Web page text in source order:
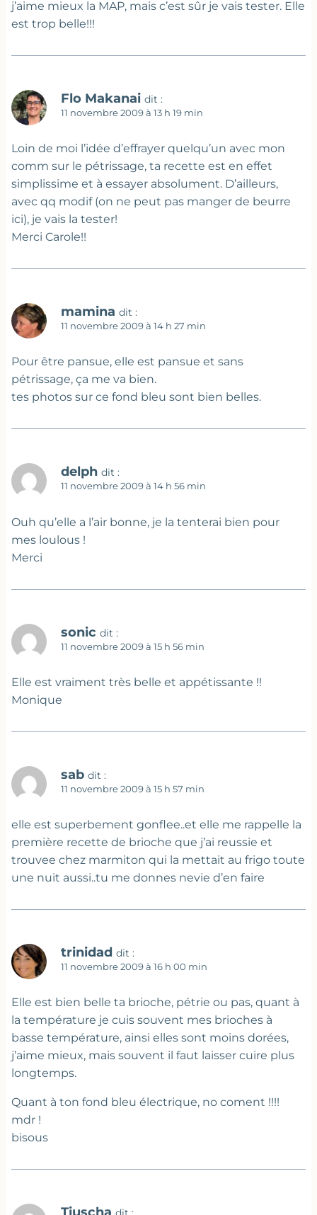
j’aime mieux la MAP, mais c’est sûr je vais tester. Elle
est trop belle!!!
Flo Makanai dit :
11 novembre 2009 à 13 h 19 min
Loin de moi l’idée d’effrayer quelqu’un avec mon
comm sur le pétrissage, ta recette est en effet
simplissime et à essayer absolument. D’ailleurs,
avec qq modif (on ne peut pas manger de beurre
ici), je vais la tester!
Merci Carole!!
mamina dit :
11 novembre 2009 à 14 h 27 min
Pour être pansue, elle est pansue et sans
pétrissage, ça me va bien.
tes photos sur ce fond bleu sont bien belles.
delph dit :
11 novembre 2009 à 14 h 56 min
Ouh qu’elle a l’air bonne, je la tenterai bien pour
mes loulous !
Merci
sonic dit :
11 novembre 2009 à 15 h 56 min
Elle est vraiment très belle et appétissante !!
Monique
sab dit :
11 novembre 2009 à 15 h 57 min
elle est superbement gonflee..et elle me rappelle la
première recette de brioche que j’ai reussie et
trouvee chez marmiton qui la mettait au frigo toute
une nuit aussi..tu me donnes nevie d’en faire
trinidad dit :
11 novembre 2009 à 16 h 00 min
Elle est bien belle ta brioche, pétrie ou pas, quant à
la température je cuis souvent mes brioches à
basse température, ainsi elles sont moins dorées,
j’aime mieux, mais souvent il faut laisser cuire plus
longtemps.
Quant à ton fond bleu électrique, no coment !!!!
mdr !
bisous
Tiuscha